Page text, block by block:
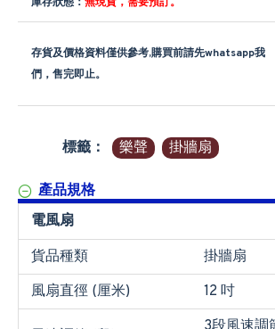
存貨及價格資料僅供參考,購買前請先whatsapp我
們，售完即止。
標籤： 樂聲 掛牆扇
產品規格
電風扇
貨品種類
掛牆扇
風扇直徑 (厘米)
12 吋